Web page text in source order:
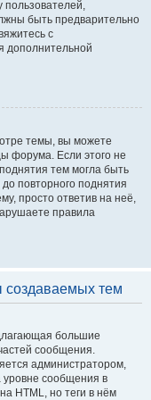
пользователей,
быть предварительно
с
дополнительной
темы, вы можете
форума. Если этого не
тем могла быть
повторного поднятия
просто ответив на неё,
правила
тем
большие
сообщения.
администратором,
уровне сообщения в
HTML, но теги в нём